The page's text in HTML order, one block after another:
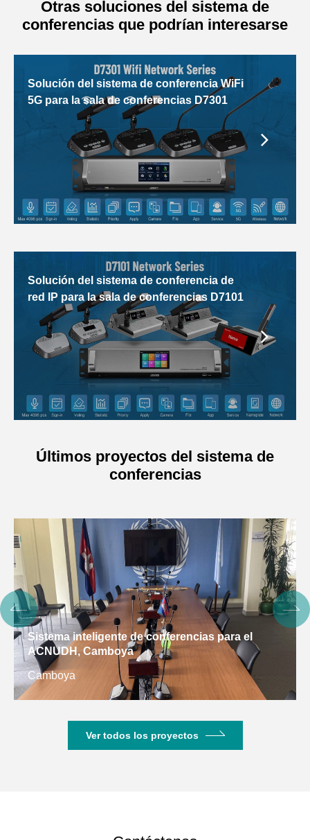
Otras soluciones del sistema de
conferencias que podrían interesarse
Solución del sistema de conferencia WiFi
5G para la sala de conferencias D7301
Solución del sistema de conferencia de
red IP para la sala de conferencias D7101
Últimos proyectos del sistema de
conferencias
Sistema inteligente de conferencias para el
ACNUDH, Camboya
Camboya
Ver todos los proyectos